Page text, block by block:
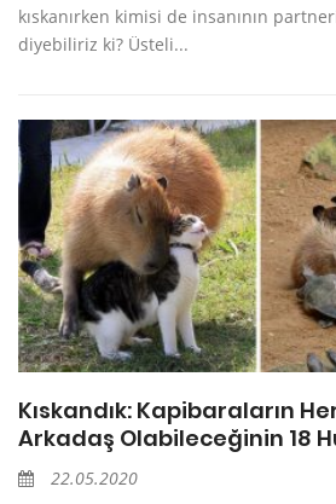
kıskanırken kimisi de insanının
diyebiliriz ki? Üsteli...
Kıskandık: Kapibaraların
Arkadaş Olabileceğinin 18
22.05.2020